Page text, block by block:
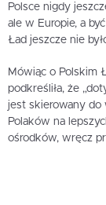
Polsce nigdy
ale w Europie, a
Ład jeszcze nie
Mówiąc o Polskim
podkreśliła, że
jest skierowany do
Polaków na
ośrodków, wręcz